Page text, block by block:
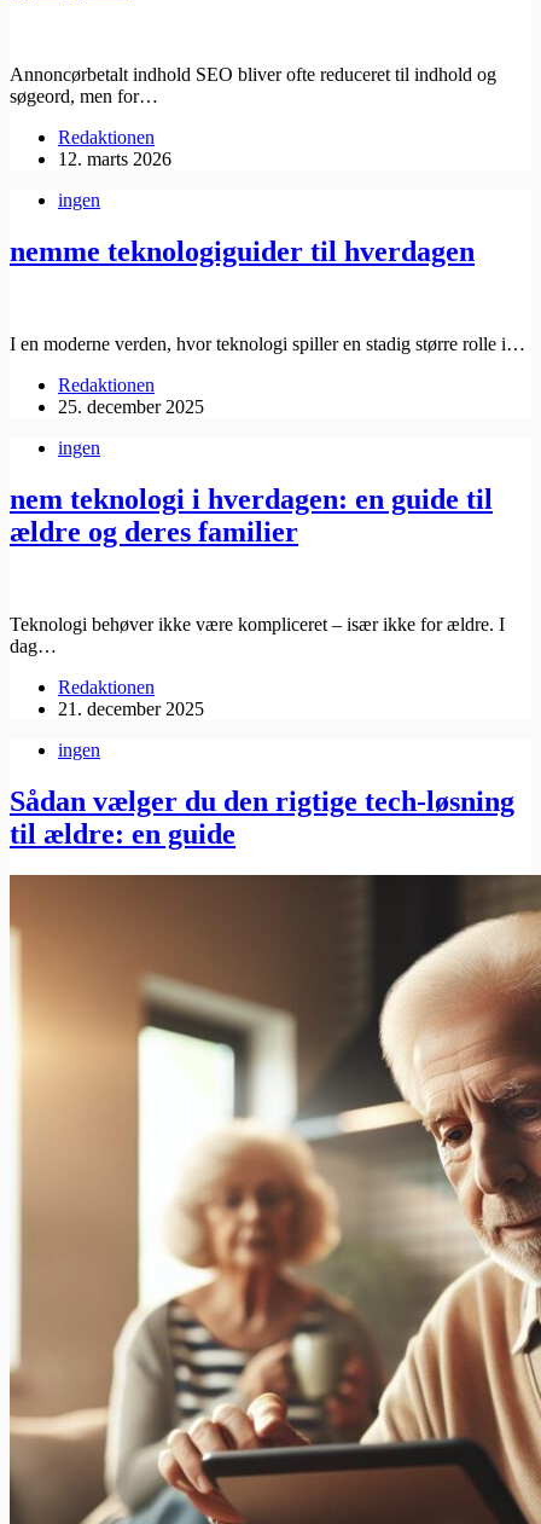
Annoncørbetalt indhold SEO bliver ofte reduceret til indhold og
søgeord, men for…
Redaktionen
12. marts 2026
ingen
nemme teknologiguider til hverdagen
I en moderne verden, hvor teknologi spiller en stadig større rolle i…
Redaktionen
25. december 2025
ingen
nem teknologi i hverdagen: en guide til
ældre og deres familier
Teknologi behøver ikke være kompliceret – især ikke for ældre. I
dag…
Redaktionen
21. december 2025
ingen
Sådan vælger du den rigtige tech-løsning
til ældre: en guide